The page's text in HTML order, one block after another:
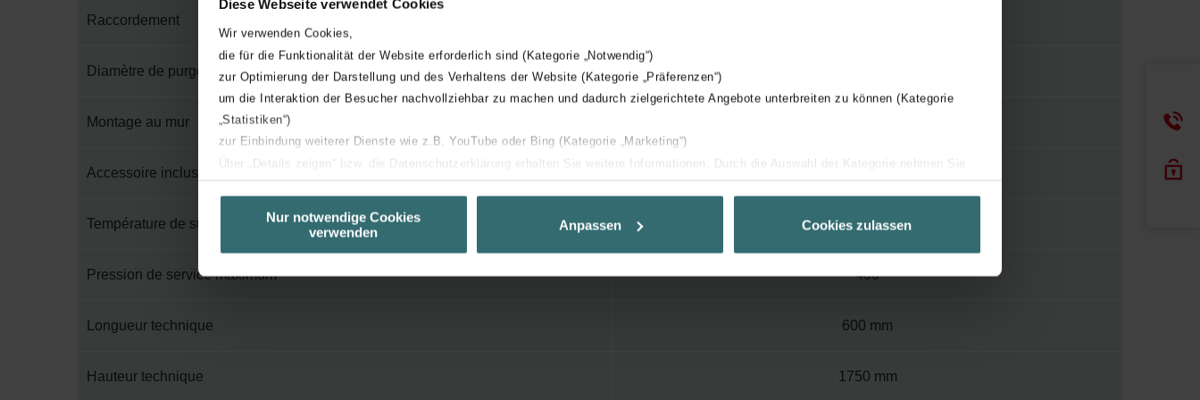
Diese Webseite verwendet Cookies
Wir verwenden Cookies,
die für die Funktionalität der Website erforderlich sind (Kategorie „Notwendig“)
zur Optimierung der Darstellung und des Verhaltens der Website (Kategorie „Präferenzen“)
um die Interaktion der Besucher nachvollziehbar zu machen und dadurch zielgerichtete Angebote unterbreiten zu können (Kategorie
„Statistiken“)
zur Einbindung weiterer Dienste wie z.B. YouTube oder Bing (Kategorie „Marketing“)
Über „Details zeigen“ bzw. die Datenschutzerklärung erhalten Sie weitere Informationen. Durch die Auswahl der Kategorie nehmen Sie
unserer Website verwenden, um Ihnen die bestmögliche Nutzererfahrung zu ermöglichen und Ihnen maßgeschneiderte Informationen
basierend auf Ihren Interessen zur Verfügung zu stellen. Alle Einwilligungen können Sie selbstverständlich über einen Link in der
Datenschutzerklärung widerrufen.
Nur notwendige Cookies
verwenden
Anpassen Cookies zulassen
Raccordement
Diamètre de purge
Montage au mur
Accessoire inclus dans l'emballage
Température de surface maximum 110
Pression de service maximum 400
Longueur technique 600 mm
Hauteur technique 1750 mm